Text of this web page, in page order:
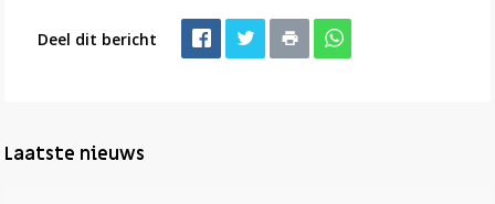
Deel dit bericht
Laatste nieuws